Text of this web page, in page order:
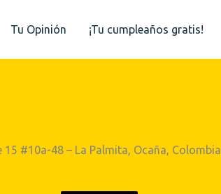
Tu Opinión ¡Tu cumpleaños gratis!
15 #10a-48 – La Palmita, Ocaña, Colombia